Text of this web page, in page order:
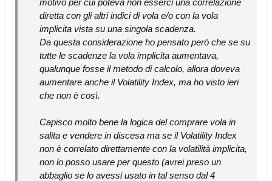
motivo per cui poteva non esserci una correlazione
diretta con gli altri indici di vola e/o con la vola
implicita vista su una singola scadenza.
Da questa considerazione ho pensato però che se su
tutte le scadenze la vola implicita aumentava,
qualunque fosse il metodo di calcolo, allora doveva
aumentare anche il Volatility Index, ma ho visto ieri
che non è così.
Capisco molto bene la logica del comprare vola in
salita e vendere in discesa ma se il Volatility Index
non è correlato direttamente con la volatilità implicita,
non lo posso usare per questo (avrei preso un
abbaglio se lo avessi usato in tal senso dal 4